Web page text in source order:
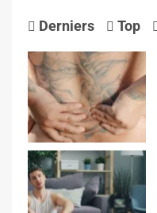
Derniers Top